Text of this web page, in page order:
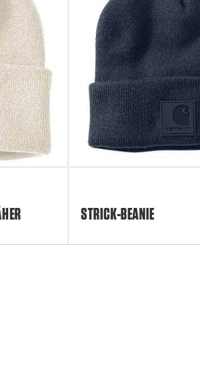
STRICK-BEANIE